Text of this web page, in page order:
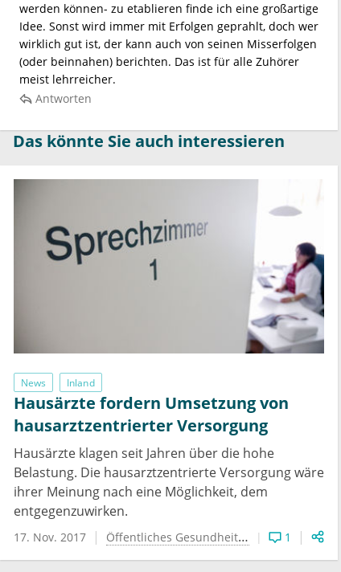
werden können- zu etablieren finde ich eine großartige
Idee. Sonst wird immer mit Erfolgen geprahlt, doch wer
wirklich gut ist, der kann auch von seinen Misserfolgen
(oder beinnahen) berichten. Das ist für alle Zuhörer
meist lehrreicher.
Antworten
Das könnte Sie auch interessieren
News Inland
Hausärzte fordern Umsetzung von
hausarztzentrierter Versorgung
Hausärzte klagen seit Jahren über die hohe
Belastung. Die hausarztzentrierte Versorgung wäre
ihrer Meinung nach eine Möglichkeit, dem
entgegenzuwirken.
17. Nov. 2017 Öffentliches Gesundheitswesen 1